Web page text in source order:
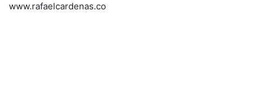
www.rafaelcardenas.co